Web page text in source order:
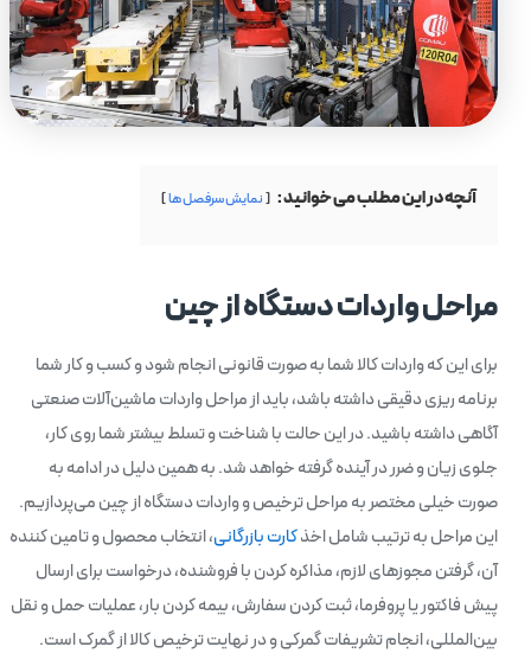
آنچه در این مطلب می خوانید : نمایش سرفصل ها
مراحل واردات دستگاه از چین
برای این که واردات کالا شما به صورت قانونی انجام شود و کسب و کار شما
برنامه ریزی دقیقی داشته باشد، باید از مراحل واردات ماشین‌آلات صنعتی
آگاهی داشته باشید. در این حالت با شناخت و تسلط بیشتر شما روی کار،
جلوی زیان و ضرر در آینده گرفته خواهد شد. به همین دلیل در ادامه به
صورت خیلی مختصر به مراحل ترخیص و واردات دستگاه از چین می‌پردازیم.
این مراحل به ترتیب شامل اخذکارت بازرگانی، انتخاب محصول و تامین کننده
آن، گرفتن مجوزهای لازم، مذاکره کردن با فروشنده، درخواست برای ارسال
پیش فاکتور یا پروفرما، ثبت کردن سفارش، بیمه کردن بار، عملیات حمل و نقل
بین‌المللی، انجام تشریفات گمرکی و در نهایت ترخیص کالا از گمرک است.